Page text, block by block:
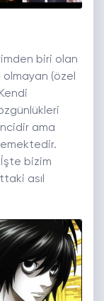
biri olan
olmayan (özel
ama
İşte bizim
asıl